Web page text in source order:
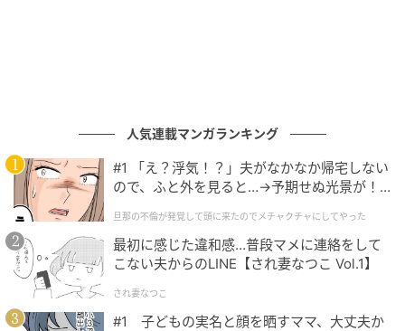
肌や髪の状態に合わせたオーダーメイドのケアを、有
資格の女性スタッフが担当します。
完全個室のまま広がる施術空間
人気連載マンガランキング
#1 「え？浮気！？」夫がなかなか帰宅しない
ので、ふと外を見ると…→予期せぬ光景が！
クチャにしてやった
旦那の不倫が発覚して頭に来たのでメチャクチャにしてやった
最初に感じた違和感…普段マメに連絡をして
こない夫からのLINE【され妻なつこ Vol.1】
され妻なつこ
#1 子どもの実名と顔を晒すママ、大丈夫か